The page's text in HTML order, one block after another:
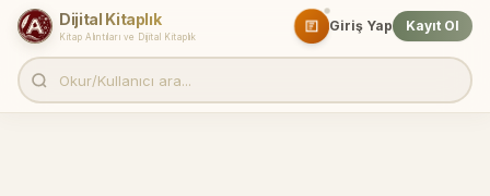
Dijital Kitaplık
Kitap Alıntıları ve Dijital Kitaplık
Giriş Yap Kayıt Ol